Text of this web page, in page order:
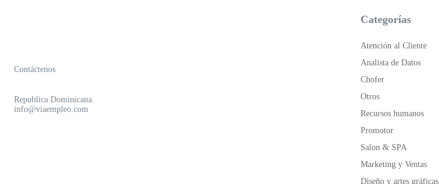
Contáctenos
Republica Dominicana.
info@viaempleo.com
Categorías
Atención al Cliente
Analista de Datos
Chofer
Otros
Recursos humanos
Promotor
Salon & SPA
Marketing y Ventas
Diseño y artes gráficas